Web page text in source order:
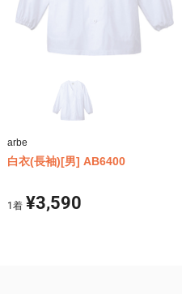
arbe
白衣(長袖)[男] AB6400
1着 ¥3,590